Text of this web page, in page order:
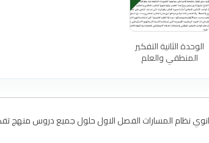
الوحدة الثانية التفكير
المنطقي والعلم